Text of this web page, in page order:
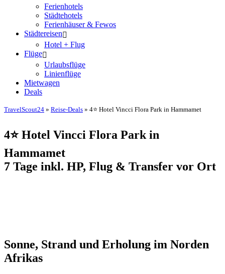
Ferienhotels
Städtehotels
Ferienhäuser & Fewos
Städtereisen
Hotel + Flug
Flüge
Urlaubsflüge
Linienflüge
Mietwagen
Deals
TravelScout24 » Reise-Deals » 4⭐ Hotel Vincci Flora Park in Hammamet
4⭐ Hotel Vincci Flora Park in
Hammamet
7 Tage inkl. HP, Flug & Transfer vor Ort
Sonne, Strand und Erholung im Norden
Afrikas